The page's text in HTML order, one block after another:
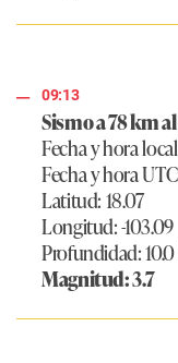
09:13
Sismo a 78 km
Fecha y hora
Fecha y hora
Latitud: 18.07
Longitud: -103.09
Profundidad:
Magnitud: 3.7